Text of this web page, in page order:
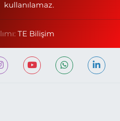
kullanılamaz.
TE Bilişim